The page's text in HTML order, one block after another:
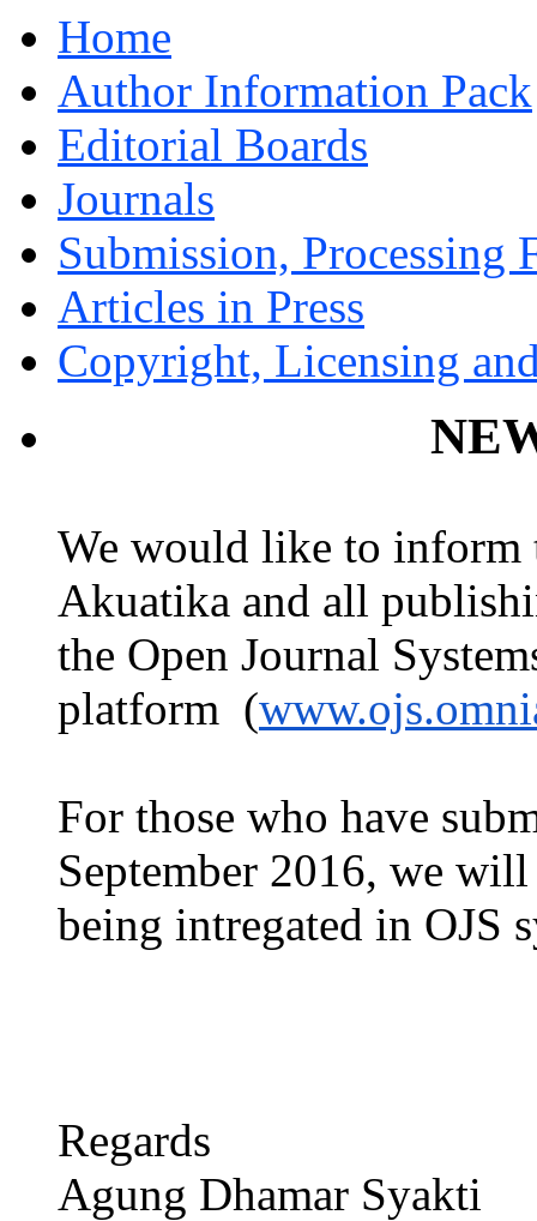
Home
Author Information Pack
Editorial Boards
Journals
Submission, Processing
Articles in Press
Copyright, Licensing
We would like to inform
Akuatika and all
the Open Journal
platform (
For those who have
September 2016, we will
being intregated in OJS
Regards
Agung Dhamar Syakti